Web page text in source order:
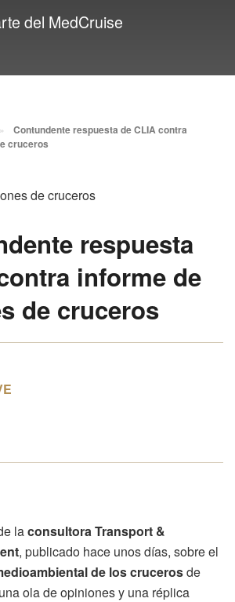
del MedCruise
»
Contundente respuesta de CLIA contra
cruceros
respuesta
informe de
de cruceros
laconsultora Transport &
, publicado hace unos días, sobre el
de los crucerosde
ola de opiniones y una réplica